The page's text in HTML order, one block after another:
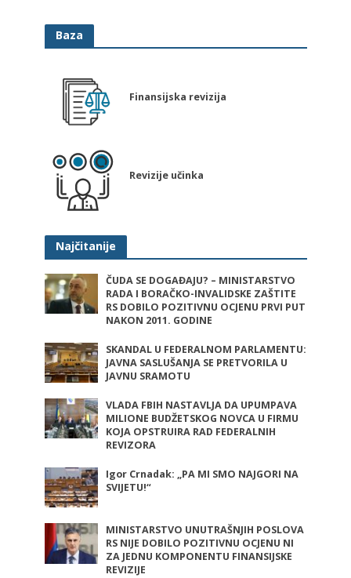
Baza
Finansijska revizija
Revizije učinka
Najčitanije
ČUDA SE DOGAĐAJU? – MINISTARSTVO
RADA I BORAČKO-INVALIDSKE ZAŠTITE
RS DOBILO POZITIVNU OCJENU PRVI PUT
NAKON 2011. GODINE
SKANDAL U FEDERALNOM PARLAMENTU:
JAVNA SASLUŠANJA SE PRETVORILA U
JAVNU SRAMOTU
VLADA FBIH NASTAVLJA DA UPUMPAVA
MILIONE BUDŽETSKOG NOVCA U FIRMU
KOJA OPSTRUIRA RAD FEDERALNIH
REVIZORA
Igor Crnadak: „PA MI SMO NAJGORI NA
SVIJETU!“
MINISTARSTVO UNUTRAŠNJIH POSLOVA
RS NIJE DOBILO POZITIVNU OCJENU NI
ZA JEDNU KOMPONENTU FINANSIJSKE
REVIZIJE